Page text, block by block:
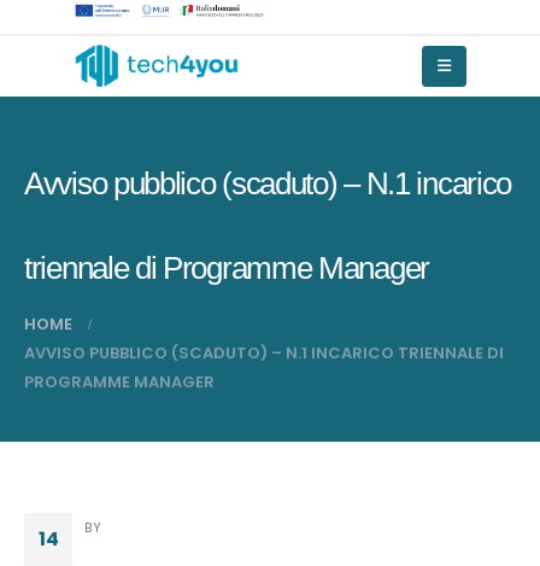
Avviso pubblico (scaduto) – N.1 incarico
triennale di Programme Manager
HOME
AVVISO PUBBLICO (SCADUTO) – N.1 INCARICO TRIENNALE DI
PROGRAMME MANAGER
14 BY